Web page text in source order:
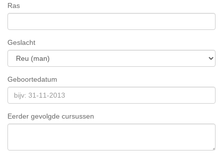
Ras
Geslacht
Geboortedatum
Eerder gevolgde cursussen